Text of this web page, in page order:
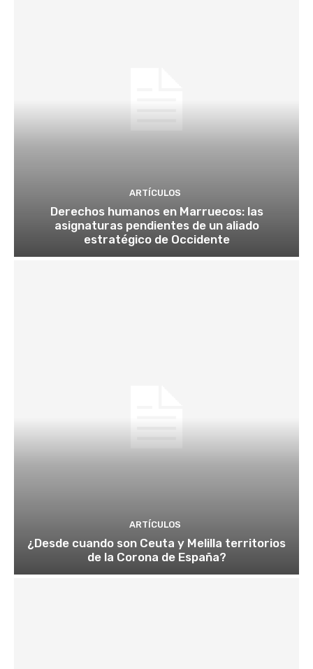
ARTÍCULOS
Derechos humanos en Marruecos: las
asignaturas pendientes de un aliado
estratégico de Occidente
ARTÍCULOS
¿Desde cuando son Ceuta y Melilla territorios
de la Corona de España?